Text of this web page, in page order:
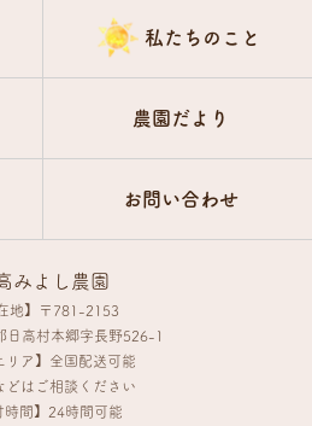
私たちのこと
農園だより
お問い合わせ
みよし農園
地】〒781-2153
日高村本郷字長野526-1
リア】全国配送可能
はご相談ください
時間】24時間可能